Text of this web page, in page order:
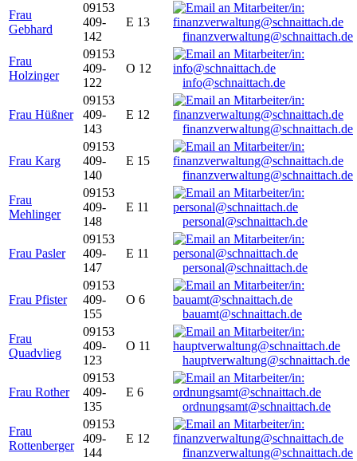
Frau
Gebhard
09153
409-
142
E 13
finanzverwaltung@schnaittach.de
Frau
Holzinger
09153
409-
122
O 12
info@schnaittach.de
Frau Hüßner
09153
409-
143
E 12
finanzverwaltung@schnaittach.de
Frau Karg
09153
409-
140
E 15
finanzverwaltung@schnaittach.de
Frau
Mehlinger
09153
409-
148
E 11
personal@schnaittach.de
Frau Pasler
09153
409-
147
E 11
personal@schnaittach.de
Frau Pfister
09153
409-
155
O 6
bauamt@schnaittach.de
Frau
Quadvlieg
09153
409-
123
O 11
hauptverwaltung@schnaittach.de
Frau Rother
09153
409-
135
E 6
ordnungsamt@schnaittach.de
Frau
Rottenberger
09153
409-
144
E 12
finanzverwaltung@schnaittach.de